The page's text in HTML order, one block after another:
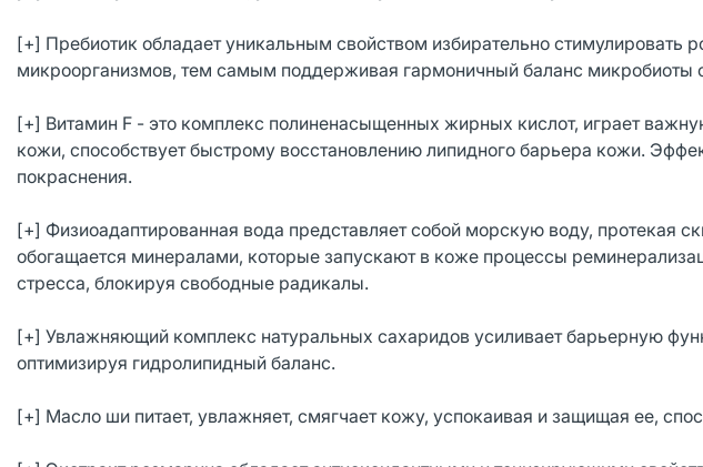
[+] Пребиотик обладает уникальным свойством избирательно стимулировать
микроорганизмов, тем самым поддерживая гармоничный баланс микробиоты
[+] Витамин F - это комплекс полиненасыщенных жирных кислот, играет
кожи, способствует быстрому восстановлению липидного барьера кожи.
покраснения.
[+] Физиоадаптированная вода представляет собой морскую воду, протекая
обогащается минералами, которые запускают в коже процессы
стресса, блокируя свободные радикалы.
[+] Увлажняющий комплекс натуральных сахаридов усиливает барьерную
оптимизируя гидролипидный баланс.
[+] Масло ши питает, увлажняет, смягчает кожу, успокаивая и защищая ее,